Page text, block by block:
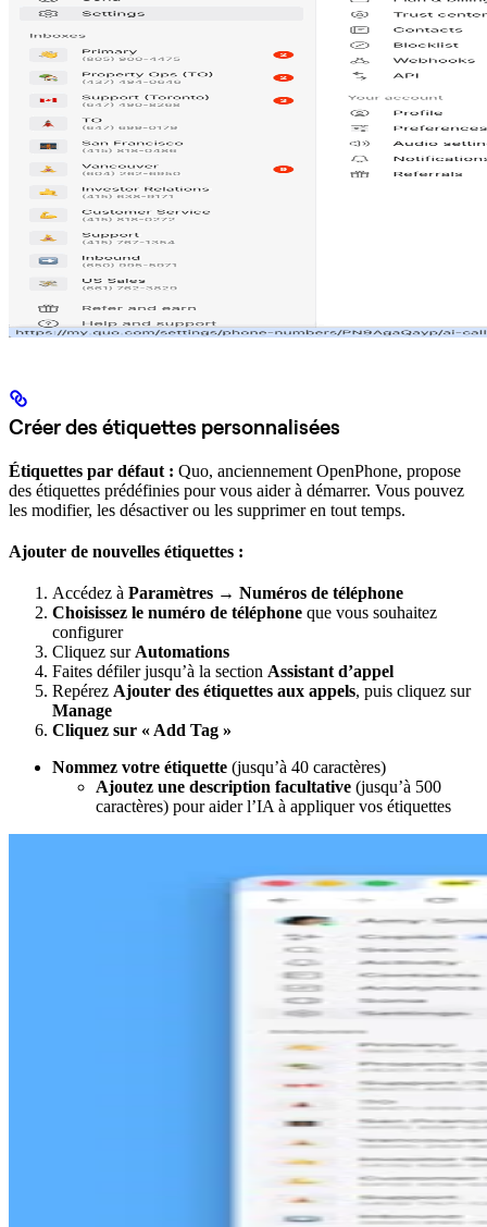
Créer des étiquettes personnalisées
Étiquettes par défaut : Quo, anciennement OpenPhone, propose
des étiquettes prédéfinies pour vous aider à démarrer. Vous pouvez
les modifier, les désactiver ou les supprimer en tout temps.
Ajouter de nouvelles étiquettes :
Accédez à Paramètres → Numéros de téléphone
Choisissez le numéro de téléphone que vous souhaitez
configurer
Cliquez sur Automations
Faites défiler jusqu’à la section Assistant d’appel
Repérez Ajouter des étiquettes aux appels, puis cliquez sur
Manage
Cliquez sur « Add Tag »
Nommez votre étiquette (jusqu’à 40 caractères)
Ajoutez une description facultative (jusqu’à 500
caractères) pour aider l’IA à appliquer vos étiquettes